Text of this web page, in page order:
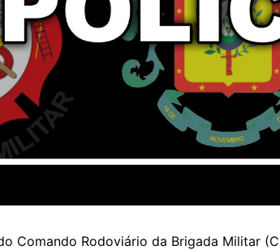
Comando Rodoviário da Brigada Militar